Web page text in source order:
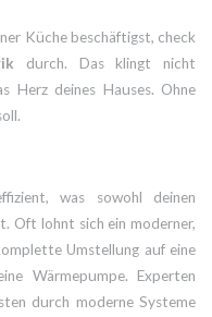
Küche beschäftigst, check
durch. Das klingt nicht
Herz deines Hauses. Ohne
was sowohl deinen
Oft lohnt sich ein moderner,
Umstellung auf eine
Wärmepumpe. Experten
durch moderne Systeme